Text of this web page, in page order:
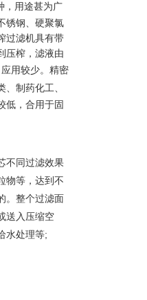
，用途甚为广
锈钢、硬聚氯
过滤机具有带
压榨，滤液由
用较少。精密
制药化工、
低，合用于固
不同过滤效果
物等，达到不
。整个过滤面
送入压缩空
水处理等;